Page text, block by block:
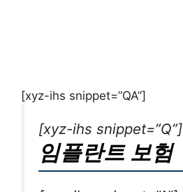
[xyz-ihs snippet=”QA”]
[xyz-ihs snippet=”Q”]
임플란트 보험